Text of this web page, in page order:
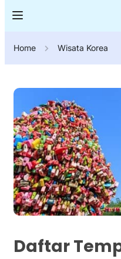
Home Wisata Korea
Daftar